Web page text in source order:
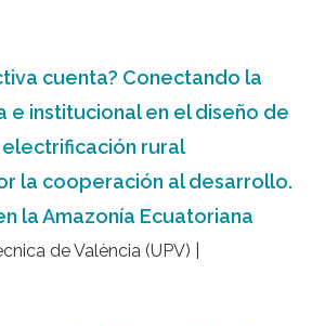
cuenta? Conectando la
e institucional en el diseño de
rural
la cooperación al desarrollo.
la Amazonía Ecuatoriana
de València (UPV) |